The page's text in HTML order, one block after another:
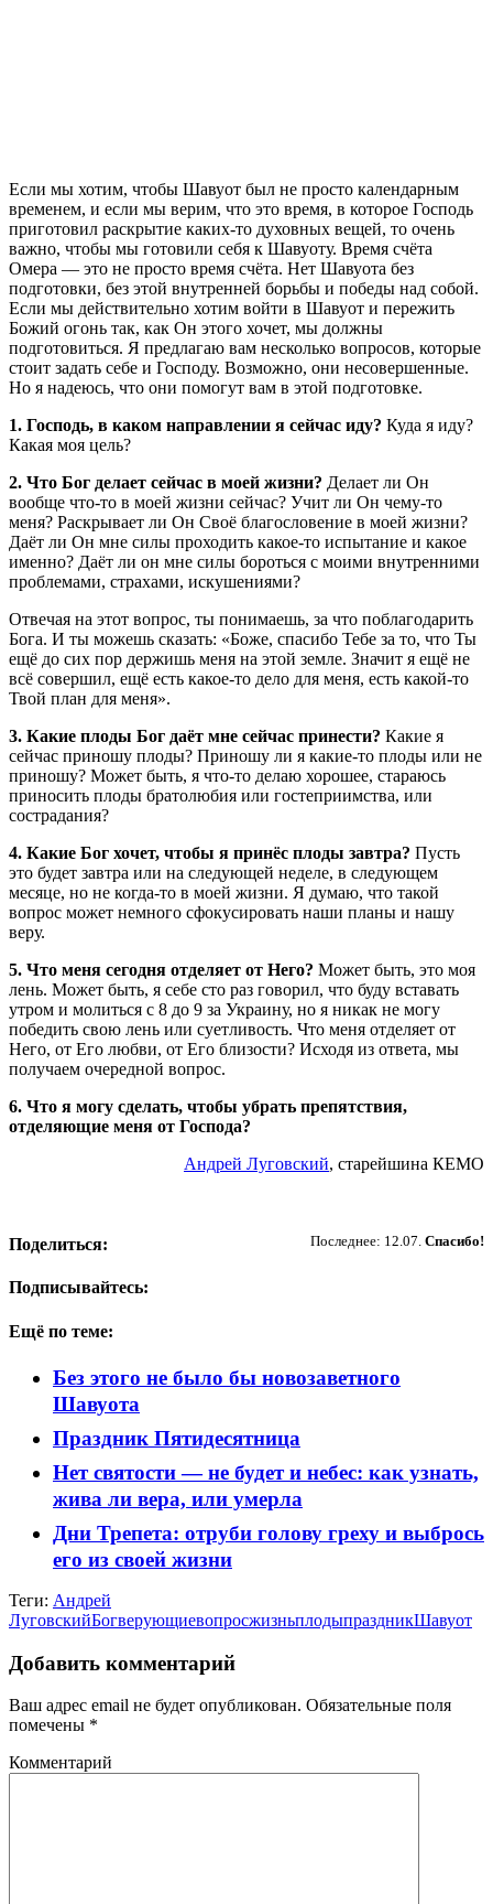
Если мы хотим, чтобы Шавуот был не просто календарным
временем, и если мы верим, что это время, в которое Господь
приготовил раскрытие каких-то духовных вещей, то очень
важно, чтобы мы готовили себя к Шавуоту. Время счёта
Омера — это не просто время счёта. Нет Шавуота без
подготовки, без этой внутренней борьбы и победы над собой.
Если мы действительно хотим войти в Шавуот и пережить
Божий огонь так, как Он этого хочет, мы должны
подготовиться. Я предлагаю вам несколько вопросов, которые
стоит задать себе и Господу. Возможно, они несовершенные.
Но я надеюсь, что они помогут вам в этой подготовке.
1. Господь, в каком направлении я сейчас иду? Куда я иду?
Какая моя цель?
2. Что Бог делает сейчас в моей жизни? Делает ли Он
вообще что-то в моей жизни сейчас? Учит ли Он чему-то
меня? Раскрывает ли Он Своё благословение в моей жизни?
Даёт ли Он мне силы проходить какое-то испытание и какое
именно? Даёт ли он мне силы бороться с моими внутренними
проблемами, страхами, искушениями?
Отвечая на этот вопрос, ты понимаешь, за что поблагодарить
Бога. И ты можешь сказать: «Боже, спасибо Тебе за то, что Ты
ещё до сих пор держишь меня на этой земле. Значит я ещё не
всё совершил, ещё есть какое-то дело для меня, есть какой-то
Твой план для меня».
3. Какие плоды Бог даёт мне сейчас принести? Какие я
сейчас приношу плоды? Приношу ли я какие-то плоды или не
приношу? Может быть, я что-то делаю хорошее, стараюсь
приносить плоды братолюбия или гостеприимства, или
сострадания?
4. Какие Бог хочет, чтобы я принёс плоды завтра? Пусть
это будет завтра или на следующей неделе, в следующем
месяце, но не когда-то в моей жизни. Я думаю, что такой
вопрос может немного сфокусировать наши планы и нашу
веру.
5. Что меня сегодня отделяет от Него? Может быть, это моя
лень. Может быть, я себе сто раз говорил, что буду вставать
утром и молиться с 8 до 9 за Украину, но я никак не могу
победить свою лень или суетливость. Что меня отделяет от
Него, от Его любви, от Его близости? Исходя из ответа, мы
получаем очередной вопрос.
6. Что я могу сделать, чтобы убрать препятствия,
отделяющие меня от Господа?
Андрей Луговский, старейшина КЕМО
Последнее: 12.07. Спасибо!
Поделиться:
Подписывайтесь:
Ещё по теме:
Без этого не было бы новозаветного
Шавуота
Праздник Пятидесятница
Нет святости — не будет и небес: как узнать,
жива ли вера, или умерла
Дни Трепета: отруби голову греху и выбрось
его из своей жизни
Теги: Андрей
ЛуговскийБогверующиевопросжизньплодыпраздникШавуот
Добавить комментарий
Ваш адрес email не будет опубликован. Обязательные поля
помечены *
Комментарий